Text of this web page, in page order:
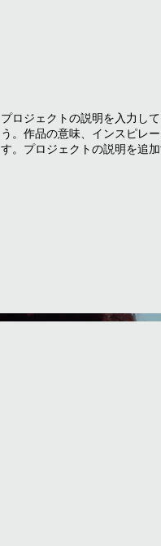
プロジェクトの説明を入力し
う。作品の意味、インスピレ
す。プロジェクトの説明を追